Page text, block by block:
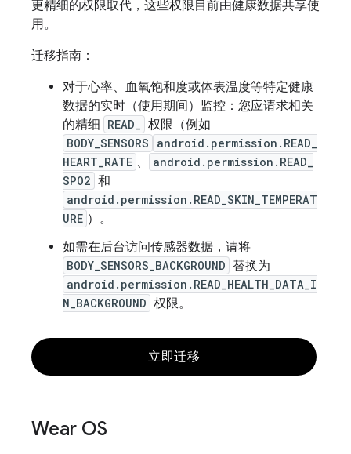
更精细的权限取代，这些权限目前由健康数据共享使
用。
迁移指南：
对于心率、血氧饱和度或体表温度等特定健康
数据的实时（使用期间）监控：您应请求相关
的精细 READ_ 权限（例如
BODY_SENSORS
android.permission.READ_
HEART_RATE 、
android.permission.READ_
SPO2 和
android.permission.READ_SKIN_TEMPERAT
URE ）。
如需在后台访问传感器数据，请将
BODY_SENSORS_BACKGROUND 替换为
android.permission.READ_HEALTH_DATA_I
N_BACKGROUND 权限。
立即迁移
Wear OS